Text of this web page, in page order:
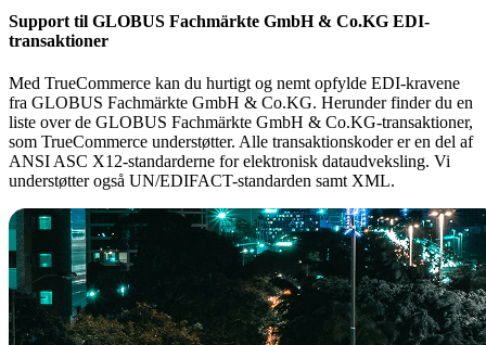
Support til GLOBUS Fachmärkte GmbH & Co.KG EDI-
transaktioner
Med TrueCommerce kan du hurtigt og nemt opfylde EDI-kravene
fra GLOBUS Fachmärkte GmbH & Co.KG. Herunder finder du en
liste over de GLOBUS Fachmärkte GmbH & Co.KG-transaktioner,
som TrueCommerce understøtter. Alle transaktionskoder er en del af
ANSI ASC X12-standarderne for elektronisk dataudveksling. Vi
understøtter også UN/EDIFACT-standarden samt XML.